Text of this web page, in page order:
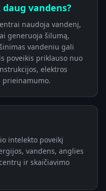
vandens?
naudoja vandenį,
generuoja šilumą,
vandeniu gali
poveikis priklauso nuo
elektros
prieinamumo.
intelekto poveikį
vandens, anglies
ir skaičiavimo